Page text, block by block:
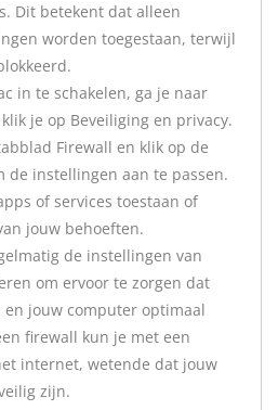
Dit betekent dat alleen
worden toegestaan, terwijl
in te schakelen, ga je naar
je op Beveiliging en privacy.
Firewall en klik op de
de instellingen aan te passen.
of services toestaan of
jouw behoeften.
de instellingen van
om ervoor te zorgen dat
jouw computer optimaal
firewall kun je met een
internet, wetende dat jouw
zijn.